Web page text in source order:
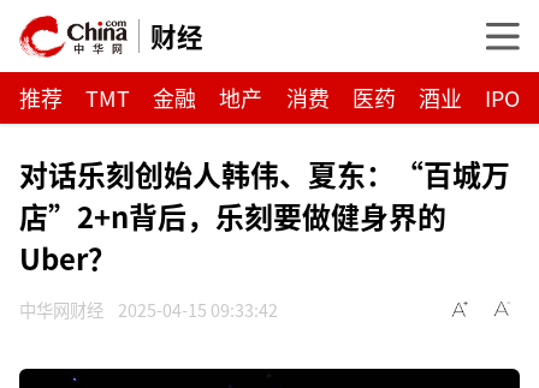
财经
推荐 TMT 金融 地产 消费 医药 酒业 IPO
对话乐刻创始人韩伟、夏东：“百城万
店”2+n背后，乐刻要做健身界的
Uber？
中华网财经 2025-04-15 09:33:42